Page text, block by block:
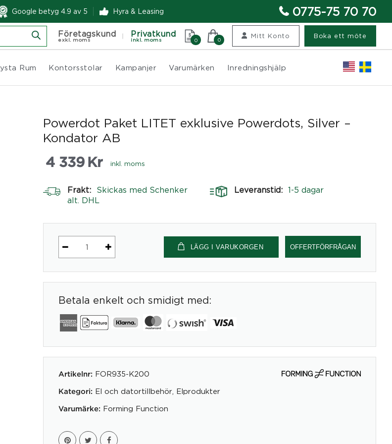
Google betyg 4.9 av 5 Hyra & Leasing 0775-75 70 70
Företagskund
exkl. moms
Privatkund
inkl. moms 0 0
Mitt Konto Boka ett möte
Rum Kontorsstolar Kampanjer Varumärken Inredningshjälp
Powerdot Paket LITET exklusive Powerdots, Silver –
Kondator AB
4 339 Kr inkl. moms
Frakt:
Skickas med Schenker
alt. DHL
Leveranstid: 1-5 dagar
Powerdot
Powerdots,
-
AB
mängd
LÄGG I VARUKORGEN OFFERTFÖRFRÅGAN
Betala enkelt och smidigt med:
Artikelnr: FOR935-K200
Kategori: El och datortillbehör Elprodukter
Varumärke: Forming Function